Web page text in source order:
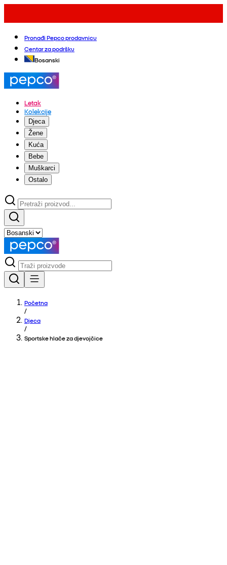
Pronađi Pepco prodavnicu
Centar za podršku
Bosanski
Letak
Kolekcije
Djeca
Žene
Kuća
Bebe
Muškarci
Ostalo
Početna
/
Djeca
/
Sportske hlače za djevojčice